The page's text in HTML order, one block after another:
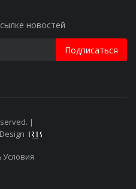
новостей
Подписаться
|